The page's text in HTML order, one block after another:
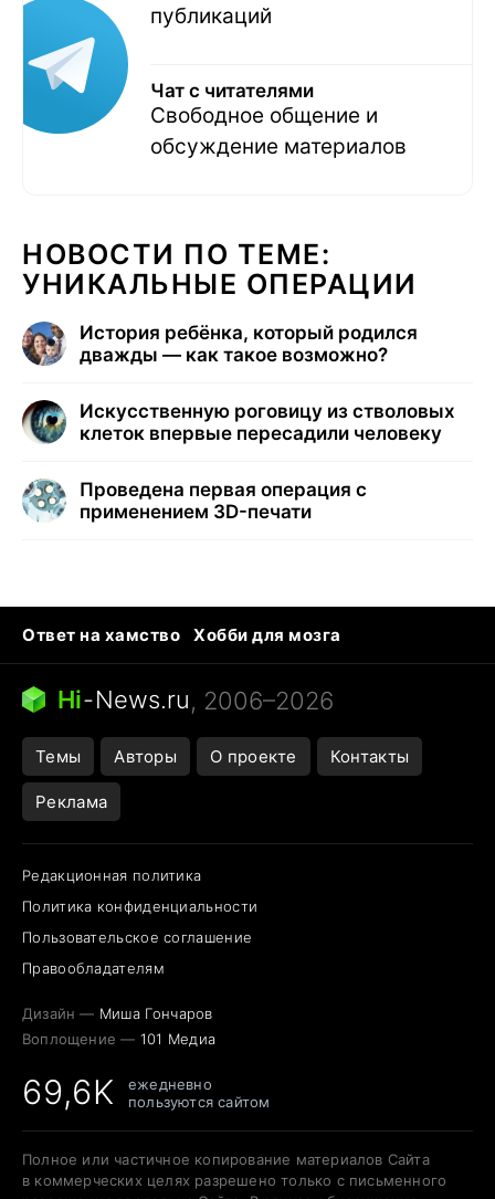
публикаций
Чат с читателями
Свободное общение и
обсуждение материалов
НОВОСТИ ПО ТЕМЕ:
УНИКАЛЬНЫЕ ОПЕРАЦИИ
История ребёнка, который родился
дважды — как такое возможно?
Искусственную роговицу из стволовых
клеток впервые пересадили человеку
Проведена первая операция с
применением 3D-печати
Ответ на хамство
Хобби для мозга
Бензин 100 vs 95
Тунцы в океанариуме
Следующая пандемия
Hi-News.ru, 2006–2026
Темы Авторы О проекте Контакты
Реклама
Редакционная политика
Политика конфиденциальности
Пользовательское соглашение
Правообладателям
Дизайн — Миша Гончаров
Воплощение — 101 Медиа
69,6K
ежедневно
пользуются сайтом
Полное или частичное копирование материалов Сайта
в коммерческих целях разрешено только с письменного